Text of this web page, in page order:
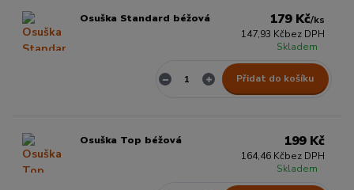
Osuška Standard béžová 179 Kč/ks
147,93 Kčbez DPH
Skladem
Přidat do košíku
Osuška Top béžová 199 Kč
164,46 Kčbez DPH
Skladem